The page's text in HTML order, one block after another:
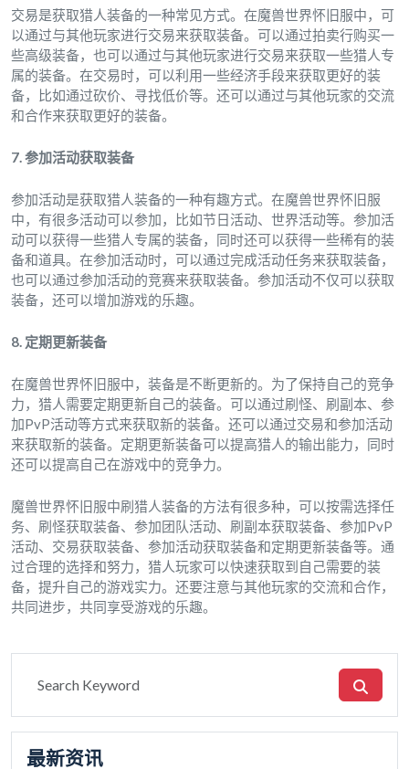
交易是获取猎人装备的一种常见方式。在魔兽世界怀旧服中，可
以通过与其他玩家进行交易来获取装备。可以通过拍卖行购买一
些高级装备，也可以通过与其他玩家进行交易来获取一些猎人专
属的装备。在交易时，可以利用一些经济手段来获取更好的装
备，比如通过砍价、寻找低价等。还可以通过与其他玩家的交流
和合作来获取更好的装备。
7. 参加活动获取装备
参加活动是获取猎人装备的一种有趣方式。在魔兽世界怀旧服
中，有很多活动可以参加，比如节日活动、世界活动等。参加活
动可以获得一些猎人专属的装备，同时还可以获得一些稀有的装
备和道具。在参加活动时，可以通过完成活动任务来获取装备，
也可以通过参加活动的竞赛来获取装备。参加活动不仅可以获取
装备，还可以增加游戏的乐趣。
8. 定期更新装备
在魔兽世界怀旧服中，装备是不断更新的。为了保持自己的竞争
力，猎人需要定期更新自己的装备。可以通过刷怪、刷副本、参
加PvP活动等方式来获取新的装备。还可以通过交易和参加活动
来获取新的装备。定期更新装备可以提高猎人的输出能力，同时
还可以提高自己在游戏中的竞争力。
魔兽世界怀旧服中刷猎人装备的方法有很多种，可以按需选择任
务、刷怪获取装备、参加团队活动、刷副本获取装备、参加PvP
活动、交易获取装备、参加活动获取装备和定期更新装备等。通
过合理的选择和努力，猎人玩家可以快速获取到自己需要的装
备，提升自己的游戏实力。还要注意与其他玩家的交流和合作，
共同进步，共同享受游戏的乐趣。
最新资讯